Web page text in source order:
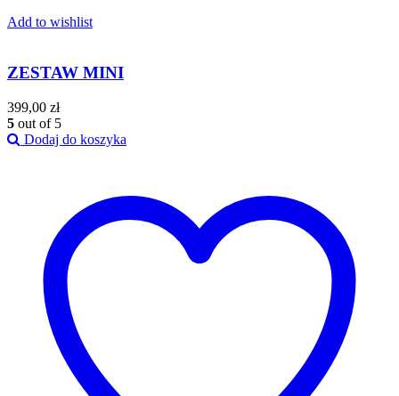
Add to wishlist
ZESTAW MINI
399,00 zł
5 out of 5
Dodaj do koszyka